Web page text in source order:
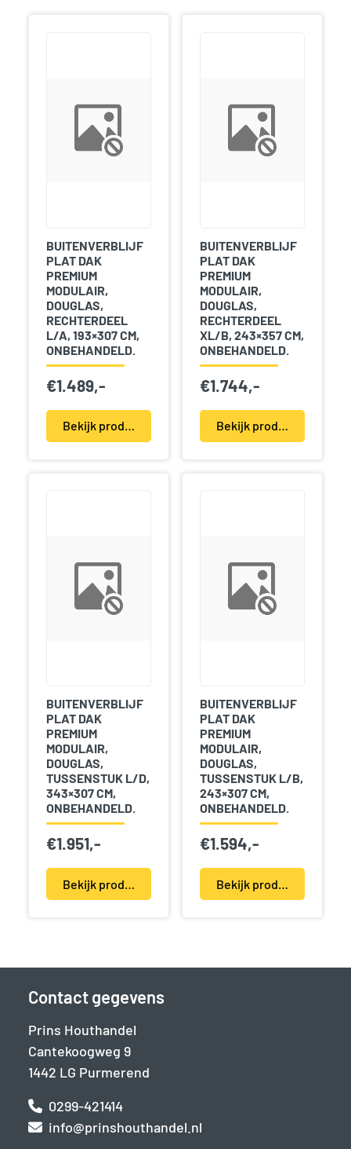
BUITENVERBLIJF
PLAT DAK
PREMIUM
MODULAIR,
DOUGLAS,
RECHTERDEEL
L/A, 193×307 CM,
ONBEHANDELD.
€1.489,-
Bekijk product(en)
BUITENVERBLIJF
PLAT DAK
PREMIUM
MODULAIR,
DOUGLAS,
RECHTERDEEL
XL/B, 243×357 CM,
ONBEHANDELD.
€1.744,-
Bekijk product(en)
BUITENVERBLIJF
PLAT DAK
PREMIUM
MODULAIR,
DOUGLAS,
TUSSENSTUK L/D,
343×307 CM,
ONBEHANDELD.
€1.951,-
BUITENVERBLIJF
PLAT DAK
PREMIUM
MODULAIR,
DOUGLAS,
TUSSENSTUK L/B,
243×307 CM,
ONBEHANDELD.
€1.594,-
Contact gegevens
Prins Houthandel
Cantekoogweg 9
1442 LG Purmerend
0299-421414
info@prinshouthandel.nl